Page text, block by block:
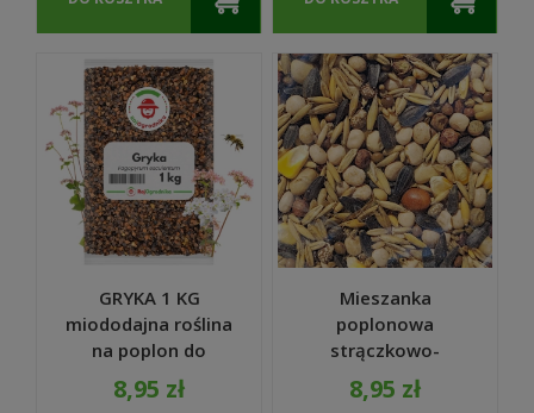
GRYKA 1 KG
miododajna roślina
na poplon do
ogrodu wzbogaca
glebę - REDUM
8,95 zł
Mieszanka
poplonowa
strączkowo-
paszowa MIX - 7
nasiona 1kg
8,95 zł